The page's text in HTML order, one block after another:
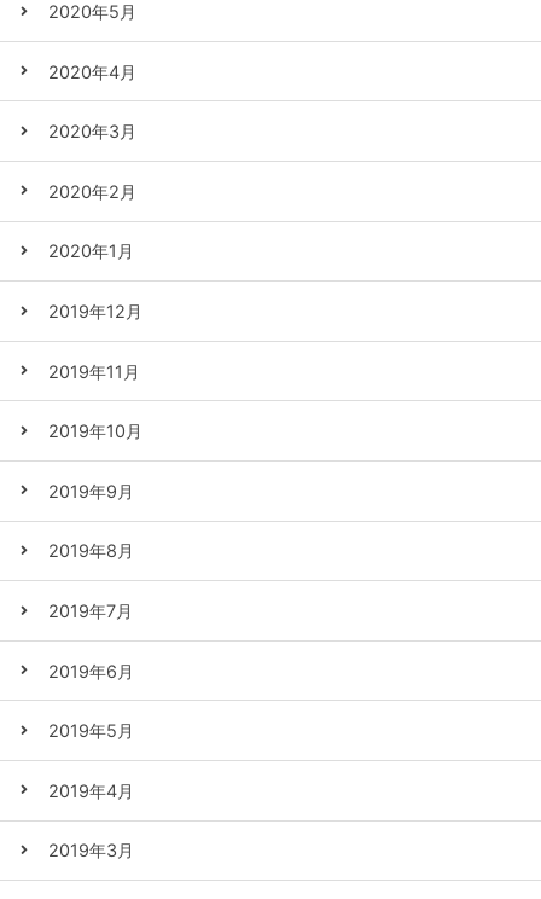
2020年5月
2020年4月
2020年3月
2020年2月
2020年1月
2019年12月
2019年11月
2019年10月
2019年9月
2019年8月
2019年7月
2019年6月
2019年5月
2019年4月
2019年3月